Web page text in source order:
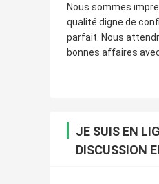
Nous sommes
qualité digne de
parfait. Nous
bonnes affaires
JE SUIS EN
DISCUSSION